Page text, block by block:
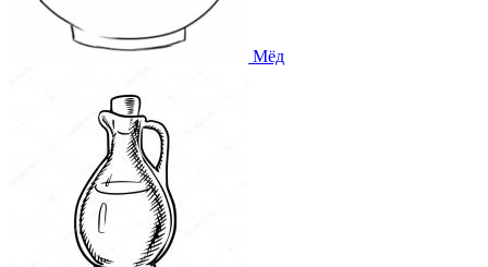
Мёд